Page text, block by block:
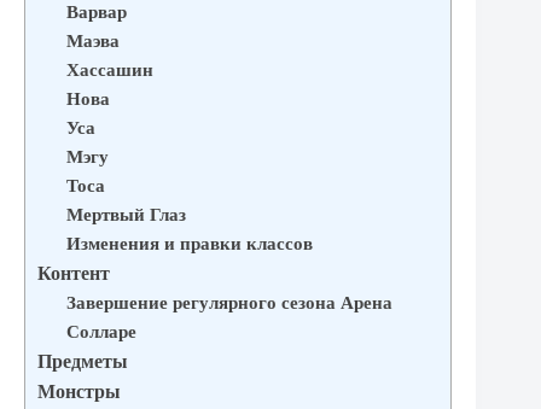
Варвар
Маэва
Хассашин
Нова
Уса
Мэгу
Тоса
Мертвый Глаз
Изменения и правки классов
Контент
Завершение регулярного сезона Арена
Солларе
Предметы
Монстры